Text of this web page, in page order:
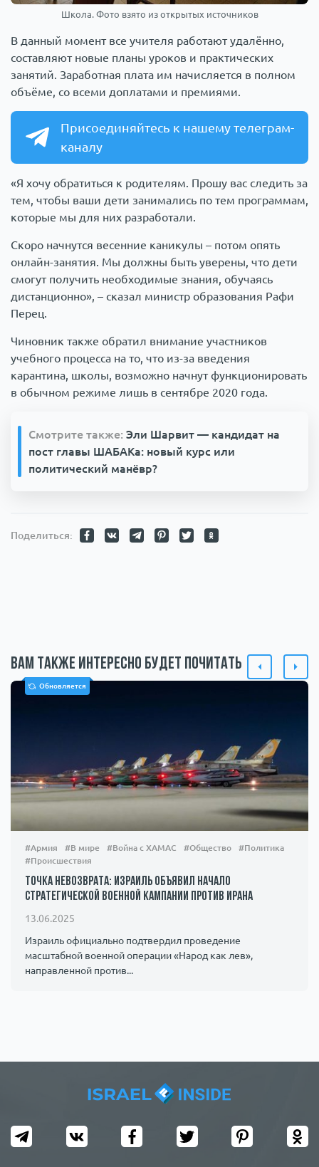
Школа. Фото взято из открытых источников
В данный момент все учителя работают удалённо,
составляют новые планы уроков и практических
занятий. Заработная плата им начисляется в полном
объёме, со всеми доплатами и премиями.
Присоединяйтесь к нашему телеграм-
каналу
«Я хочу обратиться к родителям. Прошу вас следить за
тем, чтобы ваши дети занимались по тем программам,
которые мы для них разработали.
Скоро начнутся весенние каникулы – потом опять
онлайн-занятия. Мы должны быть уверены, что дети
смогут получить необходимые знания, обучаясь
дистанционно», – сказал министр образования Рафи
Перец.
Чиновник также обратил внимание участников
учебного процесса на то, что из-за введения
карантина, школы, возможно начнут функционировать
в обычном режиме лишь в сентябре 2020 года.
Смотрите также: Эли Шарвит — кандидат на
пост главы ШАБАКа: новый курс или
политический манёвр?
Поделиться:
Вам также интересно будет почитать
Обновляется
#Армия #В мире #Война с ХАМАС #Общество
#Политика
#Происшествия
Точка невозврата: Израиль объявил начало
стратегической военной кампании против Ирана
13.06.2025
Израиль официально подтвердил проведение
масштабной военной операции «Народ как лев»,
направленной против...